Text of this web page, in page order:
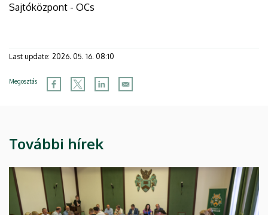
Sajtóközpont - OCs
Last update: 2026. 05. 16. 08:10
Megosztás
További hírek